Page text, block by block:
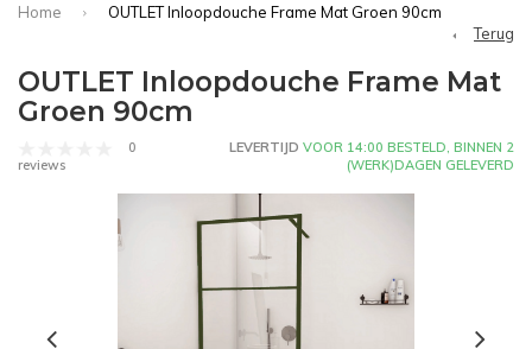
Home
OUTLET Inloopdouche Frame Mat Groen 90cm
Terug
OUTLET Inloopdouche Frame Mat
Groen 90cm
0
reviews
LEVERTIJD VOOR 14:00 BESTELD, BINNEN 2
(WERK)DAGEN GELEVERD